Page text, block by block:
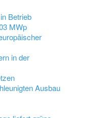
Betrieb
MWp
in der
Ausbau